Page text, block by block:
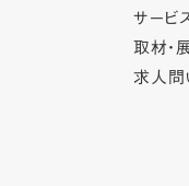
サービ
取材・
求人